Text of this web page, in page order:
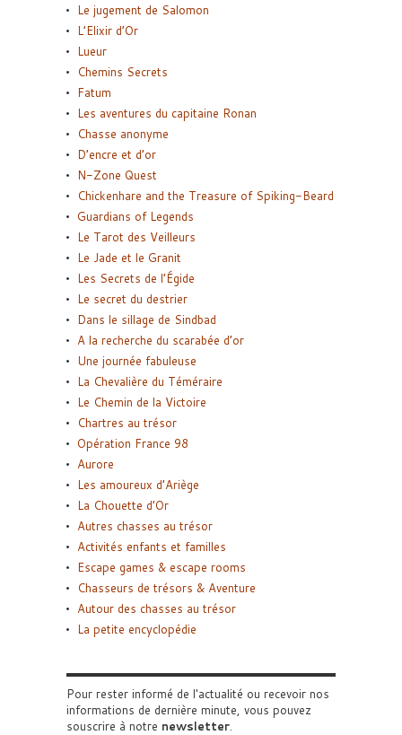
Le jugement de Salomon
L’Elixir d’Or
Lueur
Chemins Secrets
Fatum
Les aventures du capitaine Ronan
Chasse anonyme
D’encre et d’or
N-Zone Quest
Chickenhare and the Treasure of Spiking-Beard
Guardians of Legends
Le Tarot des Veilleurs
Le Jade et le Granit
Les Secrets de l’Égide
Le secret du destrier
Dans le sillage de Sindbad
A la recherche du scarabée d’or
Une journée fabuleuse
La Chevalière du Téméraire
Le Chemin de la Victoire
Chartres au trésor
Opération France 98
Aurore
Les amoureux d’Ariège
La Chouette d’Or
Autres chasses au trésor
Activités enfants et familles
Escape games & escape rooms
Chasseurs de trésors & Aventure
Autour des chasses au trésor
La petite encyclopédie
Pour rester informé de l'actualité ou recevoir nos
informations de dernière minute, vous pouvez
souscrire à notre newsletter.